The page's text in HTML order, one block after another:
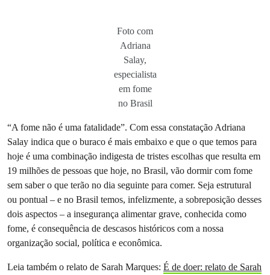
Foto com
Adriana
Salay,
especialista
em fome
no Brasil
“A fome não é uma fatalidade”. Com essa constatação Adriana
Salay indica que o buraco é mais embaixo e que o que temos para
hoje é uma combinação indigesta de tristes escolhas que resulta em
19 milhões de pessoas que hoje, no Brasil, vão dormir com fome
sem saber o que terão no dia seguinte para comer. Seja estrutural
ou pontual – e no Brasil temos, infelizmente, a sobreposição desses
dois aspectos – a insegurança alimentar grave, conhecida como
fome, é consequência de descasos históricos com a nossa
organização social, política e econômica.
Leia também o relato de Sarah Marques: É de doer: relato de Sarah